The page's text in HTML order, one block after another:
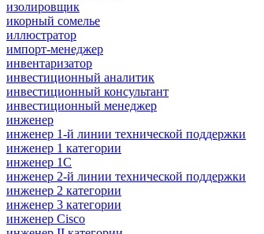
изолировщик
икорный сомелье
иллюстратор
импорт-менеджер
инвентаризатор
инвестиционный аналитик
инвестиционный консультант
инвестиционный менеджер
инженер
инженер 1-й линии технической поддержки
инженер 1 категории
инженер 1С
инженер 2-й линии технической поддержки
инженер 2 категории
инженер 3 категории
инженер Cisco